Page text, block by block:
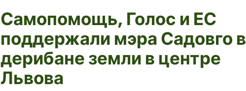
Самопомощь, Голос и ЕС
поддержали мэра Садовго в
дерибане земли в центре
Львова